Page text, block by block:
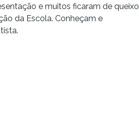
e muitos ficaram de queixo
da Escola. Conheçam e